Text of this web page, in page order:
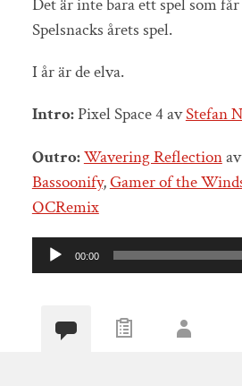
Det är inte bara ett spel som
Spelsnacks årets spel.
I år är de elva.
Intro:Pixel Space 4 avStefan
Outro:Wavering Reflectionav
Bassoonify,Gamer of the
OCRemix
Ljudspelare
00:00